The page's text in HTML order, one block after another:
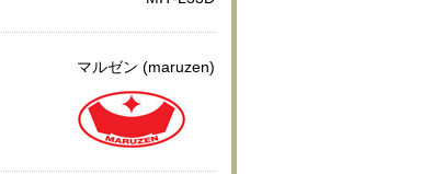
マルゼン (maruzen)